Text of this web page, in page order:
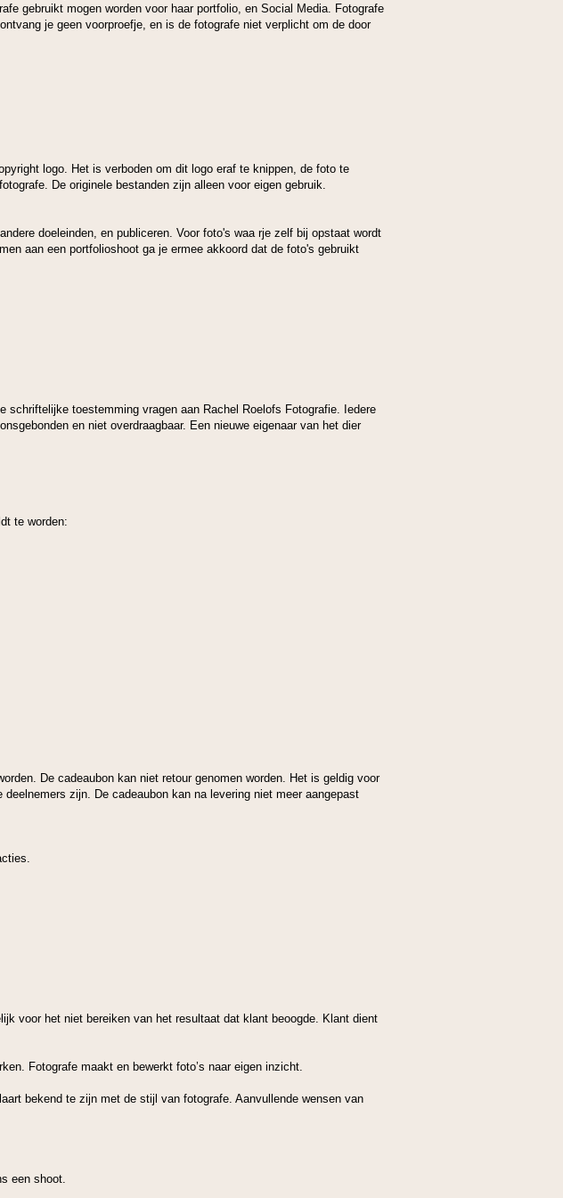
gebruikt mogen worden voor haar portfolio, en Social Media. Fotografe
je geen voorproefje, en is de fotografe niet verplicht om de door
logo. Het is verboden om dit logo eraf te knippen, de foto te
De originele bestanden zijn alleen voor eigen gebruik.
doeleinden, en publiceren. Voor foto's waa rje zelf bij opstaat wordt
aan een portfolioshoot ga je ermee akkoord dat de foto's gebruikt
schriftelijke toestemming vragen aan Rachel Roelofs Fotografie. Iedere
en niet overdraagbaar. Een nieuwe eigenaar van het dier
te worden:
De cadeaubon kan niet retour genomen worden. Het is geldig voor
zijn. De cadeaubon kan na levering niet meer aangepast
voor het niet bereiken van het resultaat dat klant beoogde. Klant dient
Fotografe maakt en bewerkt foto’s naar eigen inzicht.
bekend te zijn met de stijl van fotografe. Aanvullende wensen van
een shoot.